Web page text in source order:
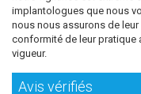
implantologues que nous
nous nous assurons de
conformité de leur pratique
vigueur.
Avis vérifiés